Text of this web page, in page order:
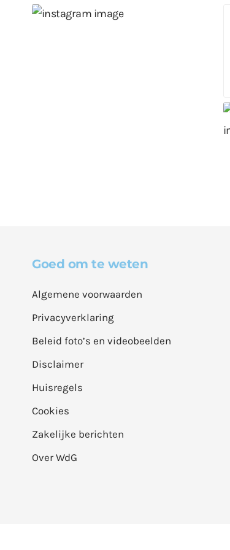
Goed om te weten
Algemene voorwaarden
Privacyverklaring
Beleid foto’s en videobeelden
Disclaimer
Huisregels
Cookies
Zakelijke berichten
Over WdG